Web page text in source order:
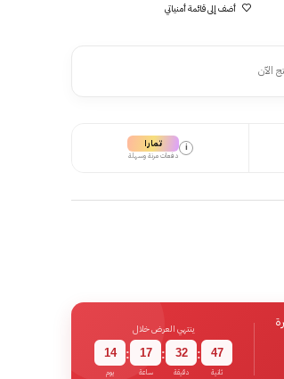
أضف إلى قائمة أمنياتي
الآن
i تمارا
دفعات مرنة وسهلة
ينتهي العرض خلال
14
يوم
: 17
ساعة
: 32
دقيقة
: 47
ثانية